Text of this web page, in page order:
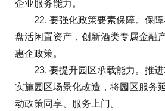
企业服务能力。
22. 要强化政策要素保障。保障
盘活闲置资产，创新酒类专属金融
惠企政策。
23. 要提升园区承载能力。推进
实施园区场景化改造，将园区服务
动政策同享、服务上门。